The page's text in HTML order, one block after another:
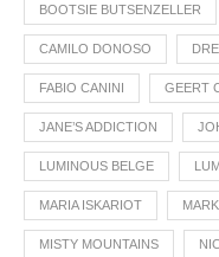
BOOTSIE BUTSENZELLER
CAMILO DONOSO
FABIO CANINI GEERT
JANE’S ADDICTION
LUMINOUS BELGE
MARIA ISKARIOT
MISTY MOUNTAINS